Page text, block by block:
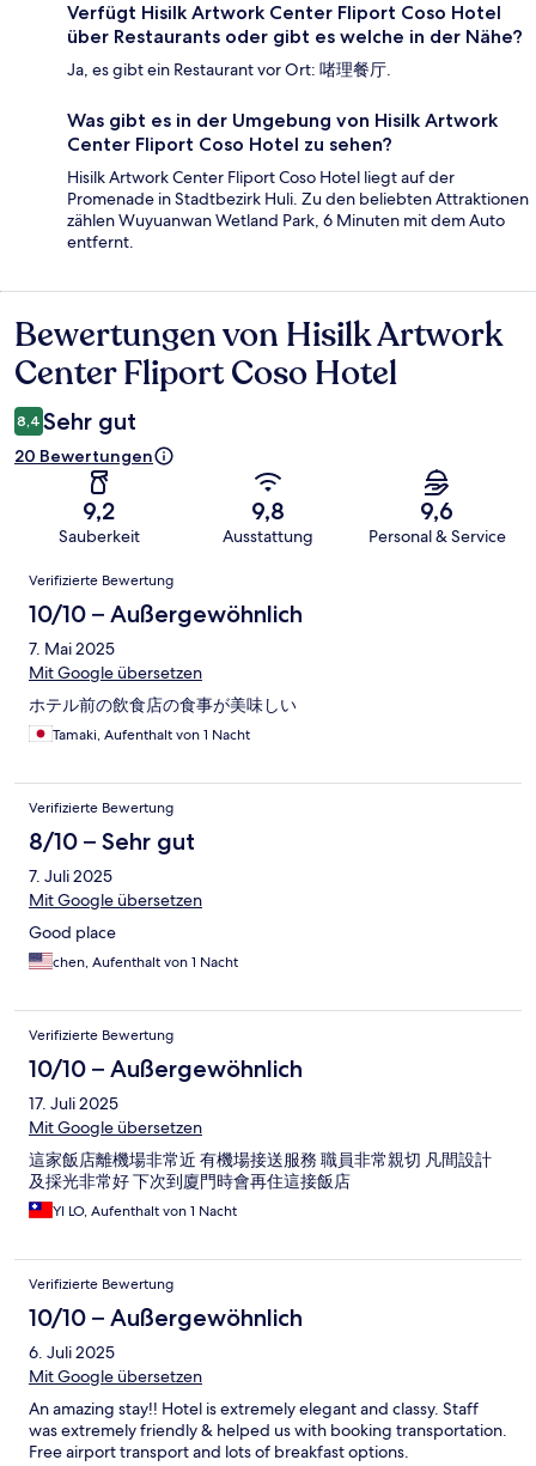
Verfügt Hisilk Artwork Center Fliport Coso Hotel
über Restaurants oder gibt es welche in der Nähe?
Ja, es gibt ein Restaurant vor Ort: 啫理餐厅.
Was gibt es in der Umgebung von Hisilk Artwork
Center Fliport Coso Hotel zu sehen?
Hisilk Artwork Center Fliport Coso Hotel liegt auf der
Promenade in Stadtbezirk Huli. Zu den beliebten Attraktionen
zählen Wuyuanwan Wetland Park, 6 Minuten mit dem Auto
entfernt.
Bewertungen
Bewertungen von Hisilk Artwork
Center Fliport Coso Hotel
8,4 Sehr gut
20 Bewertungen
9,2
Sauberkeit
9,8
Ausstattung
9,6
Personal & Service
Bewertungen
Verifizierte Bewertung
10/10 – Außergewöhnlich
7. Mai 2025
Mit Google übersetzen
ホテル前の飲食店の食事が美味しい
Tamaki, Aufenthalt von 1 Nacht
Verifizierte Bewertung
8/10 – Sehr gut
7. Juli 2025
Mit Google übersetzen
Good place
chen, Aufenthalt von 1 Nacht
Verifizierte Bewertung
10/10 – Außergewöhnlich
17. Juli 2025
Mit Google übersetzen
這家飯店離機場非常近 有機場接送服務 職員非常親切 凡間設計
及採光非常好 下次到廈門時會再住這接飯店
YI LO, Aufenthalt von 1 Nacht
Verifizierte Bewertung
10/10 – Außergewöhnlich
6. Juli 2025
Mit Google übersetzen
An amazing stay!! Hotel is extremely elegant and classy. Staff
was extremely friendly & helped us with booking transportation.
Free airport transport and lots of breakfast options.